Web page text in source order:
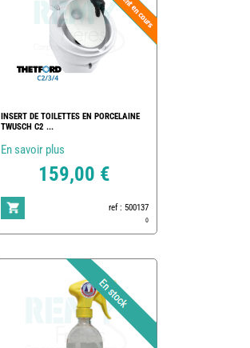
INSERT DE TOILETTES EN PORCELAINE
TWUSCH C2 ...
En savoir plus
159,00 €
ref : 500137
0